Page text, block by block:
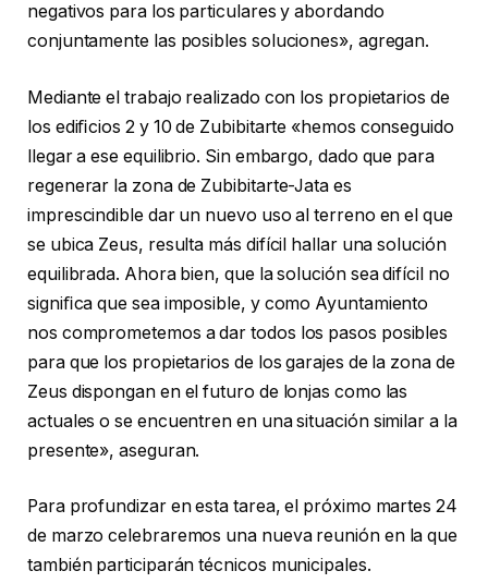
negativos para los particulares y abordando
conjuntamente las posibles soluciones», agregan.
Mediante el trabajo realizado con los propietarios de
los ediﬁcios 2 y 10 de Zubibitarte «hemos conseguido
llegar a ese equilibrio. Sin embargo, dado que para
regenerar la zona de Zubibitarte-Jata es
imprescindible dar un nuevo uso al terreno en el que
se ubica Zeus, resulta más difícil hallar una solución
equilibrada. Ahora bien, que la solución sea difícil no
signiﬁca que sea imposible, y como Ayuntamiento
nos comprometemos a dar todos los pasos posibles
para que los propietarios de los garajes de la zona de
Zeus dispongan en el futuro de lonjas como las
actuales o se encuentren en una situación similar a la
presente», aseguran.
Para profundizar en esta tarea, el próximo martes 24
de marzo celebraremos una nueva reunión en la que
también participarán técnicos municipales.